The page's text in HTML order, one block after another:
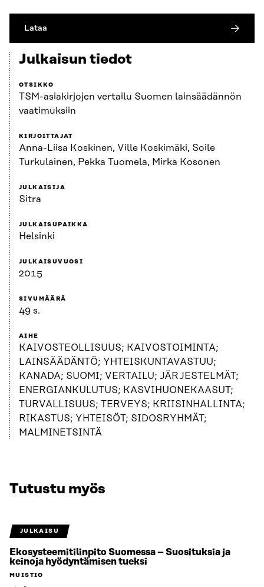
Lataa
Julkaisun tiedot
OTSIKKO
TSM-asiakirjojen vertailu Suomen lainsäädännön
vaatimuksiin
KIRJOITTAJAT
Anna-Liisa Koskinen, Ville Koskimäki, Soile
Turkulainen, Pekka Tuomela, Mirka Kosonen
JULKAISIJA
Sitra
JULKAISUPAIKKA
Helsinki
JULKAISUVUOSI
2015
SIVUMÄÄRÄ
49 s.
AIHE
KAIVOSTEOLLISUUS; KAIVOSTOIMINTA;
LAINSÄÄDÄNTÖ; YHTEISKUNTAVASTUU;
KANADA; SUOMI; VERTAILU; JÄRJESTELMÄT;
ENERGIANKULUTUS; KASVIHUONEKAASUT;
TURVALLISUUS; TERVEYS; KRIISINHALLINTA;
RIKASTUS; YHTEISÖT; SIDOSRYHMÄT;
MALMINETSINTÄ
Tutustu myös
JULKAISU
Ekosysteemitilinpito Suomessa – Suosituksia ja
keinoja hyödyntämisen tueksi
MUISTIO